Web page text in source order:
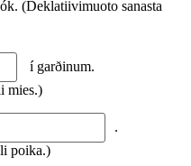
(Deklatiivimuoto sanasta
í garðinum.
mies.)
.
poika.)